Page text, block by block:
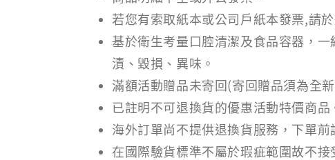
若您有索取紙本或公司戶紙本發票,請
基於衛生考量口腔清潔及食品容器，
漬、毀損、異味。
滿額活動贈品未寄回(寄回贈品須為全
已註明不可退換貨的優惠活動特價商品
海外訂單尚不提供退換貨服務，下單前
在國際驗貨標準不屬於瑕疵範圍故不接